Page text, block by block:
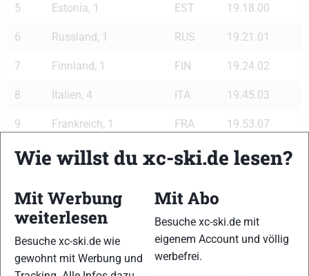
5 Estonia, 1 EST 19.18.00
6 Russland, 1 RUS 19.21.01
7 Finnland, 1 FIN 19.24.02
8 Italien, 4 ITA 19.45.03
9 Frankreich, 1 FRA 19.53.07
10 Slovakien, 1 SVK 19.55.04
Weiterführende Informationen:
Statistik Weltcup Pragelato Team Männer 2005
Schreibe einen Kommentar
Wie willst du xc-ski.de lesen?
Mit Werbung
weiterlesen
Besuche xc-ski.de wie
gewohnt mit Werbung und
Mit Abo
Besuche xc-ski.de mit
eigenem Account und völlig
werbefrei.